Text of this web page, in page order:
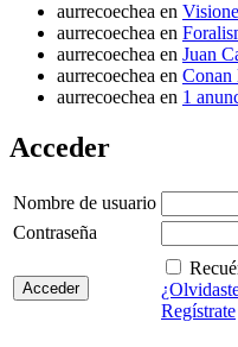
aurrecoechea en
aurrecoechea en
aurrecoechea en Juan
aurrecoechea en Conan
aurrecoechea en 1
Acceder
Nombre de usuario
Contraseña
Regístrate